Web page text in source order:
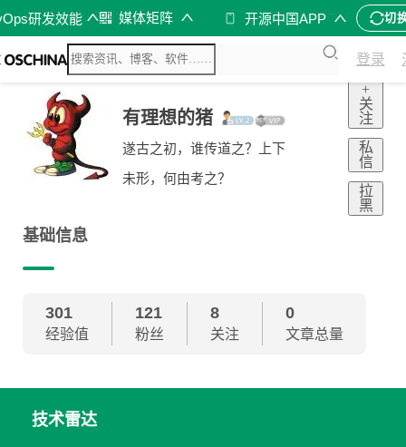
研发效能 媒体矩阵 开源中国APP 切
登录
有理想的猪
遂古之初，谁传道之？上下
未形，何由考之？
+
关
注
私
信
拉
黑
基础信息
301
经验值
121
粉丝
8
关注
0
文章总量
技术雷达